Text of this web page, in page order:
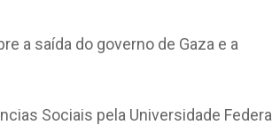
a saída do governo de Gaza e a
Sociais pela Universidade Federal